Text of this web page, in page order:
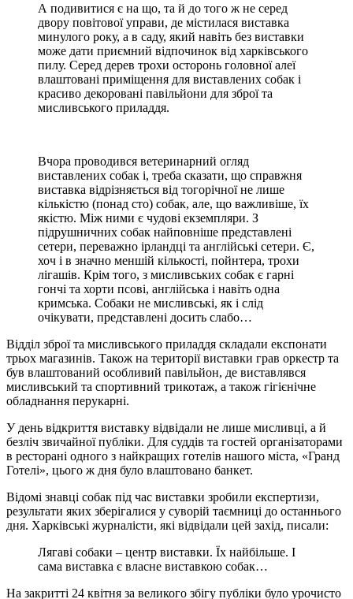
А подивитися є на що, та й до того ж не серед
двору повітової управи, де містилася виставка
минулого року, а в саду, який навіть без виставки
може дати приємний відпочинок від харківського
пилу. Серед дерев трохи осторонь головної алеї
влаштовані приміщення для виставлених собак і
красиво декоровані павільйони для зброї та
мисливського приладдя.
Вчора проводився ветеринарний огляд
виставлених собак і, треба сказати, що справжня
виставка відрізняється від тогорічної не лише
кількістю (понад сто) собак, але, що важливіше, їх
якістю. Між ними є чудові екземпляри. З
підрушничних собак найповніше представлені
сетери, переважно ірландці та англійські сетери. Є,
хоч і в значно меншій кількості, пойнтера, трохи
лігашів. Крім того, з мисливських собак є гарні
гончі та хорти псові, англійська і навіть одна
кримська. Собаки не мисливські, як і слід
очікувати, представлені досить слабо…
Відділ зброї та мисливського приладдя складали експонати
трьох магазинів. Також на території виставки грав оркестр та
був влаштований особливий павільйон, де виставлявся
мисливський та спортивний трикотаж, а також гігієнічне
обладнання перукарні.
У день відкриття виставку відвідали не лише мисливці, а й
безліч звичайної публіки. Для суддів та гостей організаторами
в ресторані одного з найкращих готелів нашого міста, «Гранд
Готелі», цього ж дня було влаштовано банкет.
Відомі знавці собак під час виставки зробили експертизи,
результати яких зберігалися у суворій таємниці до останнього
дня. Харківські журналісти, які відвідали цей захід, писали:
Лягаві собаки – центр виставки. Їх найбільше. І
сама виставка є власне виставкою собак…
На закритті 24 квітня за великого збігу публіки було урочисто